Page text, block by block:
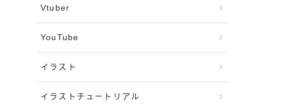
Vtuber
YouTube
イラスト
イラストチュートリアル